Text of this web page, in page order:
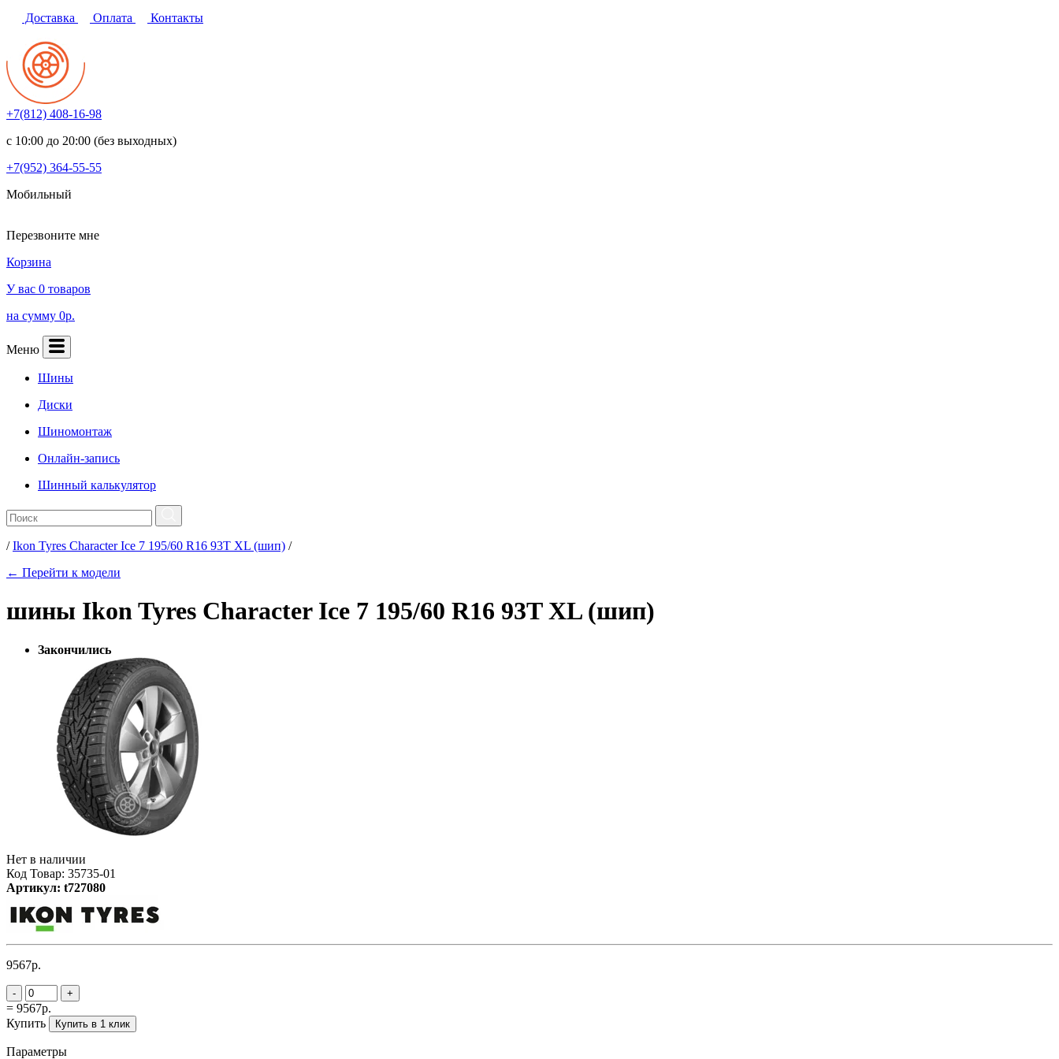
Доставка Оплата Контакты
+7(812) 408-16-98
с 10:00 до 20:00 (без выходных)
+7(952) 364-55-55
Мобильный
Перезвоните мне
Корзина
У вас 0 товаров
на сумму 0р.
Меню
Шины
Диски
Шиномонтаж
Онлайн-запись
Шинный калькулятор
/Ikon Tyres Character Ice 7 195/60 R16 93T XL (шип) /
← Перейти к модели
шины Ikon Tyres Character Ice 7 195/60 R16 93T XL (шип)
Закончились
Нет в наличии
Код Товар: 35735-01
Артикул: t727080
9567р.
- +
= 9567р.
Купить
Купить в 1 клик
Параметры